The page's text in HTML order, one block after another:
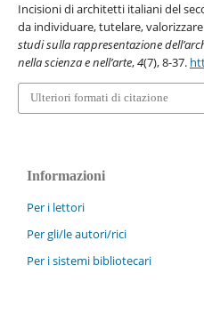
Incisioni di architetti italiani del
da individuare, tutelare,
studi sulla rappresentazione
nella scienza e nell’arte,4(7), 8-37.
Ulteriori formati di citazione
Informazioni
Per i lettori
Per gli/le autori/rici
Per i sistemi bibliotecari